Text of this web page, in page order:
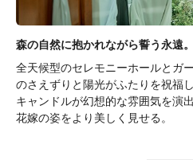
森の自然に抱かれながら誓う永遠
全天候型のセレモニーホールとガ
のさえずりと陽光がふたりを祝福
キャンドルが幻想的な雰囲気を演
花嫁の姿をより美しく見せる。